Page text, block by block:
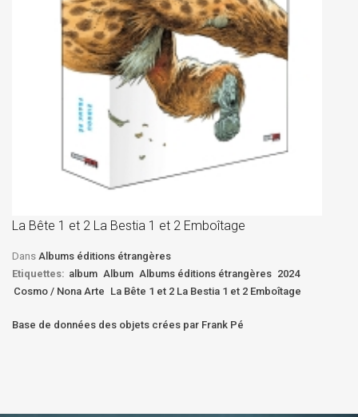
La Bête 1 et 2 La Bestia 1 et 2 Emboîtage
Dans Albums éditions étrangères
Etiquettes: album Album Albums éditions étrangères 2024
Cosmo / Nona Arte La Bête 1 et 2 La Bestia 1 et 2 Emboîtage
Base de données des objets crées par Frank Pé